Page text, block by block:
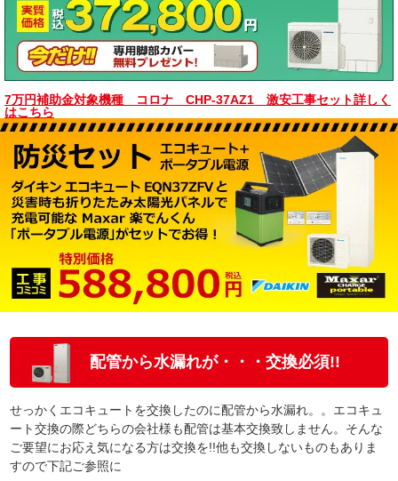
7万円補助金対象機種 コロナ CHP-37AZ1 激安工事セット詳しく
はこちら
配管から水漏れが・・・交換必須!!
せっかくエコキュートを交換したのに配管から水漏れ。。エコキュ
ート交換の際どちらの会社様も配管は基本交換致しません。そんな
ご要望にお応え気になる方は交換を!!他も交換しないものもありま
すので下記ご参照に